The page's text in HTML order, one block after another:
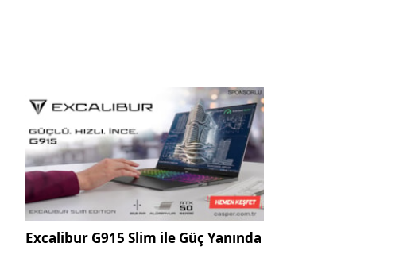
Excalibur G915 Slim ile Güç Yanında